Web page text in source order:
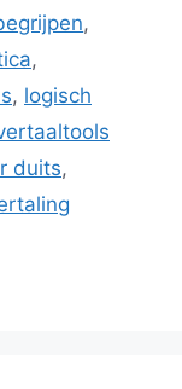
,
,
, logisch
duits,